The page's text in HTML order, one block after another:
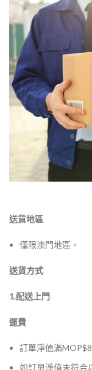
送貨地區
僅限澳門地區。
送貨方式
1.配送上門
運費
訂單淨值滿
如訂單淨值未符合